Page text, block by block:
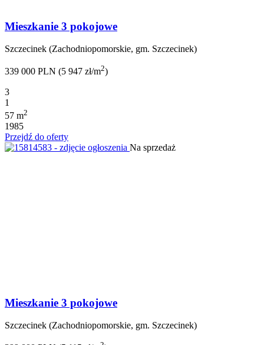
Mieszkanie 3 pokojowe
Szczecinek (Zachodniopomorskie, gm. Szczecinek)
339 000 PLN (5 947 zł/m2)
3
1
57 m2
1985
Przejdź do oferty
Na sprzedaż
Mieszkanie 3 pokojowe
Szczecinek (Zachodniopomorskie, gm. Szczecinek)